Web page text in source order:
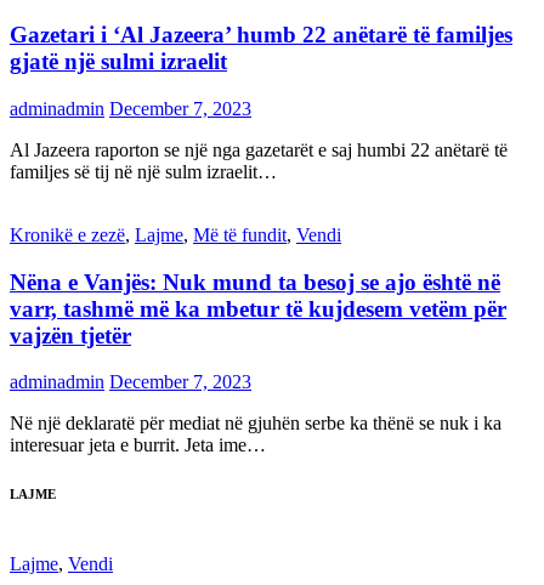
Gazetari i ‘Al Jazeera’ humb 22 anëtarë të familjes
gjatë një sulmi izraelit
adminadmin December 7, 2023
Al Jazeera raporton se një nga gazetarët e saj humbi 22 anëtarë të
familjes së tij në një sulm izraelit…
Kronikë e zezë, Lajme, Më të fundit, Vendi
Nëna e Vanjës: Nuk mund ta besoj se ajo është në
varr, tashmë më ka mbetur të kujdesem vetëm për
vajzën tjetër
adminadmin December 7, 2023
Në një deklaratë për mediat në gjuhën serbe ka thënë se nuk i ka
interesuar jeta e burrit. Jeta ime…
LAJME
Lajme, Vendi